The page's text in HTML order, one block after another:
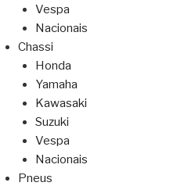
Vespa
Nacionais
Chassi
Honda
Yamaha
Kawasaki
Suzuki
Vespa
Nacionais
Pneus